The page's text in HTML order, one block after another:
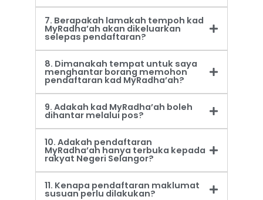
7. Berapakah lamakah tempoh kad
MyRadha’ah akan dikeluarkan
selepas pendaftaran?
8. Dimanakah tempat untuk saya
menghantar borang memohon
pendaftaran kad MyRadha’ah?
9. Adakah kad MyRadha’ah boleh
dihantar melalui pos?
10. Adakah pendaftaran
MyRadha’ah hanya terbuka kepada
rakyat Negeri Selangor?
11. Kenapa pendaftaran maklumat
susuan perlu dilakukan?